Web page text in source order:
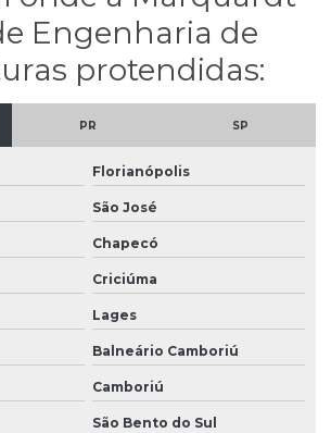
em são paulo
sanitário
residencial
concreto
de concreto
casas
Engenharia de
protendidas:
PR SP
Florianópolis
São José
Chapecó
Criciúma
Lages
Balneário Camboriú
Camboriú
São Bento do Sul